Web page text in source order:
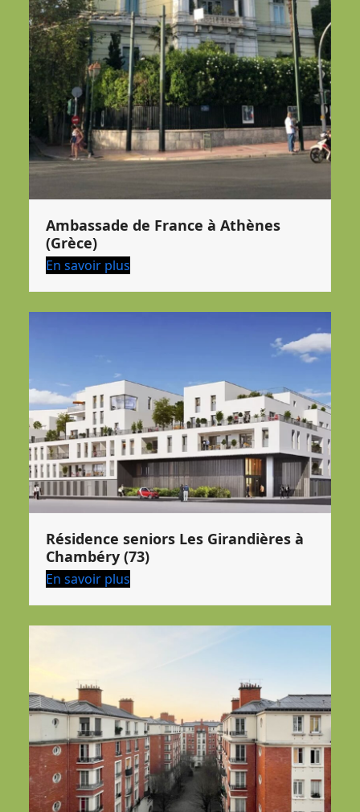
Ambassade de France à Athènes
(Grèce)
En savoir plus
Résidence seniors Les Girandières à
Chambéry (73)
En savoir plus